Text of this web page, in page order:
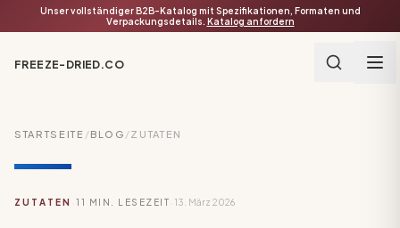
Unser vollständiger B2B-Katalog mit Spezifikationen, Formaten und
Verpackungsdetails. Katalog anfordern
FREEZE-DRIED.CO
STARTSEITE /BLOG /ZUTATEN
ZUTATEN 11 MIN. LESEZEIT 13. März 2026